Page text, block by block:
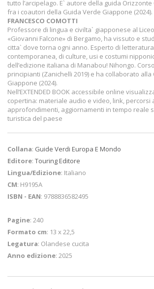
tutto l’arcipelago. E` autore della guida Orizzonte
fra i coautori della Guida Verde Giappone (2024).
FRANCESCO COMOTTI
Professore di lingua e civilta` giapponese al
«Giovanni Falcone» di Bergamo, ha vissuto e
citta` dove torna ogni anno. Esperto di
contemporanea, di culture, usi e costumi
dell’edizione italiana di Manabou! Nihongo.
principianti (Zanichelli 2019) e ha collaborato alla
Giappone (2024).
Nell’EXTENDED BOOK accessibile online
copertina: materiale audio e video, link, percorsi
approfondimenti, aggiornamenti in tempo reale
turistica del paese
Collana: Guide Verdi Europa E Mondo
Editore: Touring Editore
Lingua/Edizione: Italiano
CM: H9195A
ISBN - EAN: 9788836582495
Pagine: 240
Formato cm: 13 x 22,5
Legatura: Olandese cucita
Anno edizione: 2025